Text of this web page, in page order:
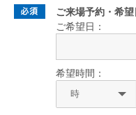
ご来場予約・希
ご希望日：
希望時間：